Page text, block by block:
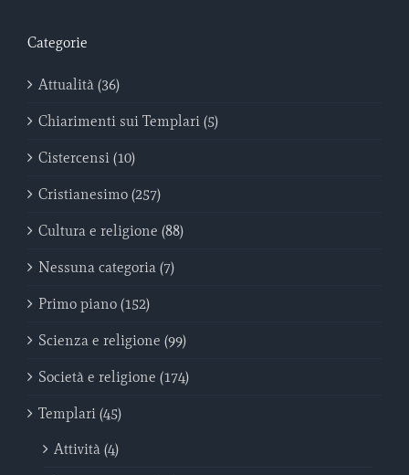
Categorie
Attualità (36)
Chiarimenti sui Templari (5)
Cistercensi (10)
Cristianesimo (257)
Cultura e religione (88)
Nessuna categoria (7)
Primo piano (152)
Scienza e religione (99)
Società e religione (174)
Templari (45)
Attività (4)